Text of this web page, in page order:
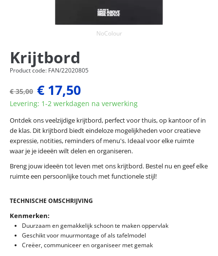
NoColour
Krijtbord
Product code: FAN/22020805
€ 35,00 € 17,50
Levering: 1-2 werkdagen na verwerking
Ontdek ons veelzijdige krijtbord, perfect voor thuis, op kantoor of in
de klas. Dit krijtbord biedt eindeloze mogelijkheden voor creatieve
expressie, notities, reminders of menu's. Ideaal voor elke ruimte
waar je je ideeën wilt delen en organiseren.
Breng jouw ideeën tot leven met ons krijtbord. Bestel nu en geef elke
ruimte een persoonlijke touch met functionele stijl!
TECHNISCHE OMSCHRIJVING
Kenmerken:
Duurzaam en gemakkelijk schoon te maken oppervlak
Geschikt voor muurmontage of als tafelmodel
Creëer, communiceer en organiseer met gemak